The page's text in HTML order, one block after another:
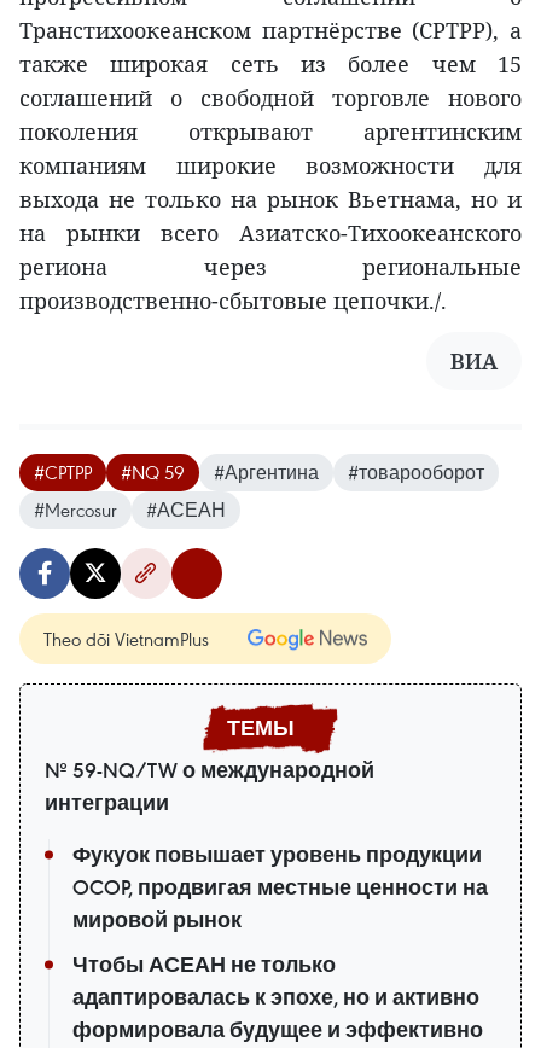
Транстихоокеанском партнёрстве (CPTPP), а
также широкая сеть из более чем 15
соглашений о свободной торговле нового
поколения открывают аргентинским
компаниям широкие возможности для
выхода не только на рынок Вьетнама, но и
на рынки всего Азиатско-Тихоокеанского
региона через региональные
производственно-сбытовые цепочки./.
ВИA
#CPTPP #NQ 59 #Аргентина
#товарооборот
#Mercosur
#АСЕАН
Theo dõi VietnamPlus
№ 59-NQ/TW о международной
интеграции
Фукуок повышает уровень продукции
OCOP, продвигая местные ценности на
мировой рынок
Чтобы АСЕАН не только
адаптировалась к эпохе, но и активно
формировала будущее и эффективно